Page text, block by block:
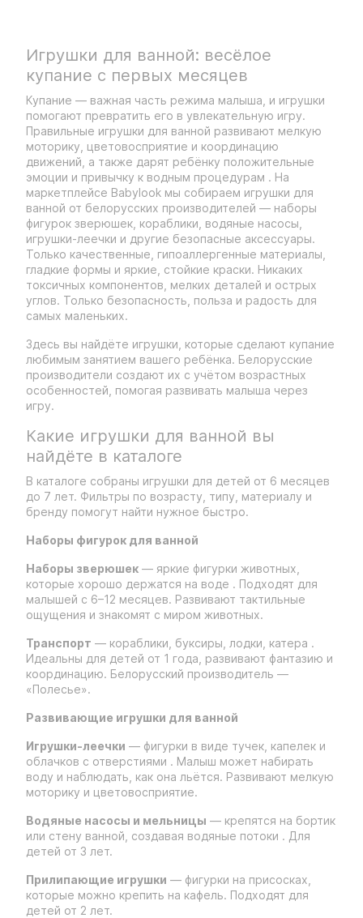
Игрушки для ванной: весёлое
купание с первых месяцев
Купание — важная часть режима малыша, и игрушки
помогают превратить его в увлекательную игру.
Правильные игрушки для ванной развивают мелкую
моторику, цветовосприятие и координацию
движений, а также дарят ребёнку положительные
эмоции и привычку к водным процедурам . На
маркетплейсе Babylook мы собираем игрушки для
ванной от белорусских производителей — наборы
фигурок зверюшек, кораблики, водяные насосы,
игрушки-леечки и другие безопасные аксессуары.
Только качественные, гипоаллергенные материалы,
гладкие формы и яркие, стойкие краски. Никаких
токсичных компонентов, мелких деталей и острых
углов. Только безопасность, польза и радость для
самых маленьких.
Здесь вы найдёте игрушки, которые сделают купание
любимым занятием вашего ребёнка. Белорусские
производители создают их с учётом возрастных
особенностей, помогая развивать малыша через
игру.
Какие игрушки для ванной вы
найдёте в каталоге
В каталоге собраны игрушки для детей от 6 месяцев
до 7 лет. Фильтры по возрасту, типу, материалу и
бренду помогут найти нужное быстро.
Наборы фигурок для ванной
Наборы зверюшек — яркие фигурки животных,
которые хорошо держатся на воде . Подходят для
малышей с 6–12 месяцев. Развивают тактильные
ощущения и знакомят с миром животных.
Транспорт — кораблики, буксиры, лодки, катера .
Идеальны для детей от 1 года, развивают фантазию и
координацию. Белорусский производитель —
«Полесье».
Развивающие игрушки для ванной
Игрушки-леечки — фигурки в виде тучек, капелек и
облачков с отверстиями . Малыш может набирать
воду и наблюдать, как она льётся. Развивают мелкую
моторику и цветовосприятие.
Водяные насосы и мельницы — крепятся на бортик
или стену ванной, создавая водяные потоки . Для
детей от 3 лет.
Прилипающие игрушки — фигурки на присосках,
которые можно крепить на кафель. Подходят для
детей от 2 лет.